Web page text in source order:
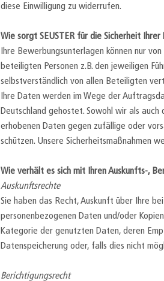
diese Einwilligung zu widerrufen.
Wie sorgt SEUSTER für die Sicherheit Ihrer
Ihre Bewerbungsunterlagen können nur
beteiligten Personen z.B. den jeweiligen
selbstverständlich von allen Beteiligten
Ihre Daten werden im Wege der
Deutschland gehostet. Sowohl wir als
erhobenen Daten gegen zufällige oder
schützen. Unsere Sicherheitsmaßnahmen
Wie verhält es sich mit Ihren Auskunfts-,
Auskunftsrechte
Sie haben das Recht, Auskunft über Ihre
personenbezogenen Daten und/oder
Kategorie der genutzten Daten, deren
Datenspeicherung oder, falls dies nicht
Berichtigungsrecht